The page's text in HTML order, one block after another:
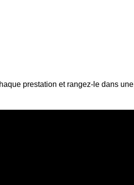
prestation et rangez-le dans une